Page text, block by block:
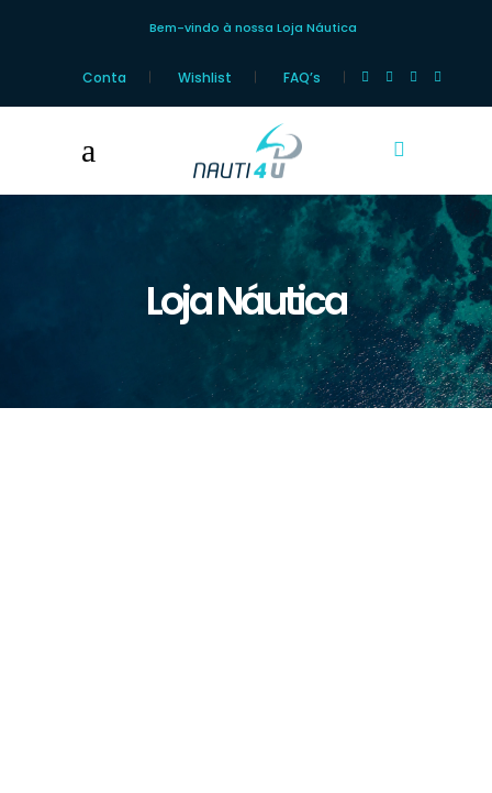
Bem-vindo à nossa Loja Náutica
Conta Wishlist FAQ’s
Loja Náutica